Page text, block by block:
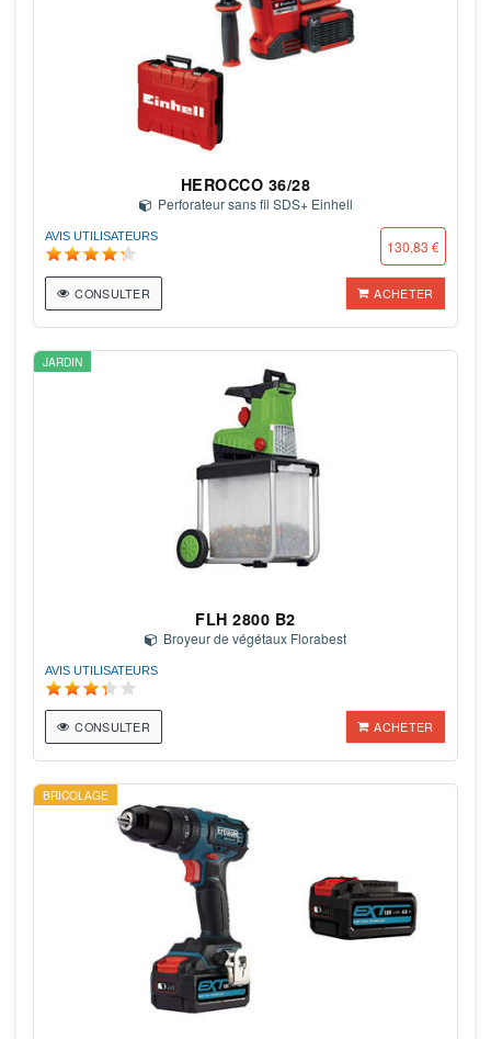
HEROCCO 36/28
Perforateur sans fil SDS+ Einhell
AVIS UTILISATEURS
130,83 €
CONSULTER ACHETER
JARDIN
FLH 2800 B2
Broyeur de végétaux Florabest
AVIS UTILISATEURS
CONSULTER ACHETER
BRICOLAGE